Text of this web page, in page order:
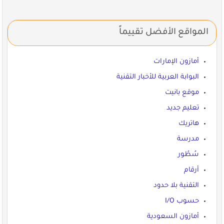
المواقع الأفضل تقييماً
أمازون الإمارات
البوابة العربية للأخبار التقنية
موقع بانيت
تعليم جديد
هاتريك
مدرسة
سُطُور
أرقام
التقنية بلا حدود
حسوب I/O
أمازون السعودية